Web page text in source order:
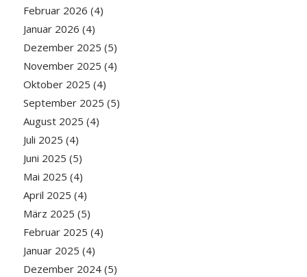
Februar 2026 (4)
Januar 2026 (4)
Dezember 2025 (5)
November 2025 (4)
Oktober 2025 (4)
September 2025 (5)
August 2025 (4)
Juli 2025 (4)
Juni 2025 (5)
Mai 2025 (4)
April 2025 (4)
März 2025 (5)
Februar 2025 (4)
Januar 2025 (4)
Dezember 2024(5)